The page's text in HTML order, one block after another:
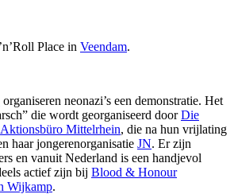
Place in Veendam.
organiseren neonazi’s een demonstratie. Het
die wordt georganiseerd doorDie
Aktionsbüro Mittelrhein, die na hun vrijlating
haar jongerenorganisatie JN. Er zijn
en vanuit Nederland is een handjevol
actief zijn bij Blood & Honour
Wijkamp.